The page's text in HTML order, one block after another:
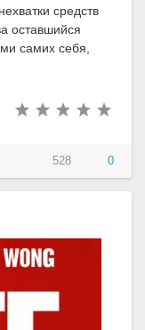
средств
оставшийся
самих себя,
528 0